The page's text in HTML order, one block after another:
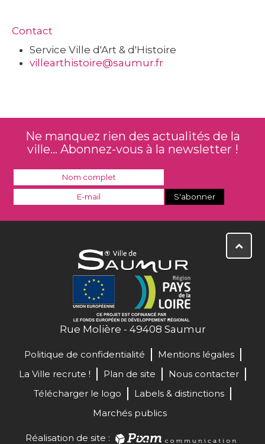
Contact
Service Ville d'Art & d'Histoire
villearthistoire@saumur.fr
Ne manquez rien des actualités de la
ville... Abonnez-vous à la newsletter !
Rue Molière - 49408 Saumur
Politique de confidentialité
Mentions légales
La Ville recrute !
Plan de site
Nous contacter
Télécharger le logo
Labels & distinctions
Marchés publics
Réalisation de site :